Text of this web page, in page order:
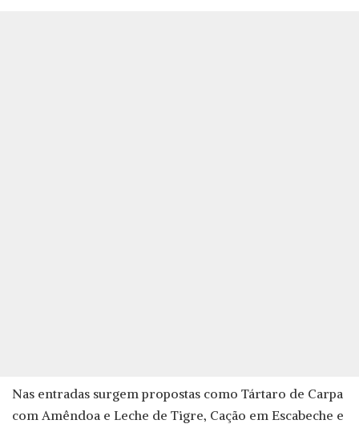
Nas entradas surgem propostas como Tártaro de Carpa
com Amêndoa e Leche de Tigre, Cação em Escabeche e